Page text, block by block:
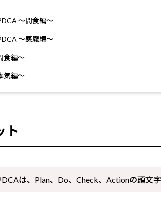
～間食編～
～悪魔編～
食編～
気編～
ト
は、Plan、Do、Check、Actionの頭文字